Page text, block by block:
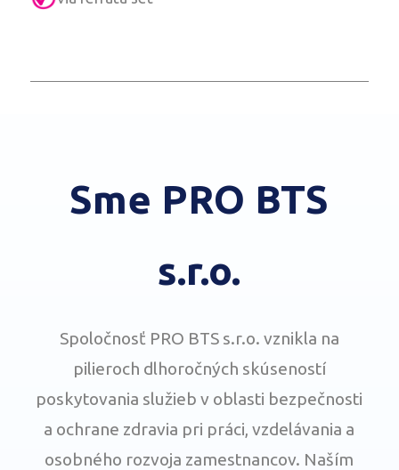
Sme PRO BTS
s.r.o.
Spoločnosť PRO BTS s.r.o. vznikla na
pilieroch dlhoročných skúseností
poskytovania služieb v oblasti bezpečnosti
a ochrane zdravia pri práci, vzdelávania a
osobného rozvoja zamestnancov. Naším